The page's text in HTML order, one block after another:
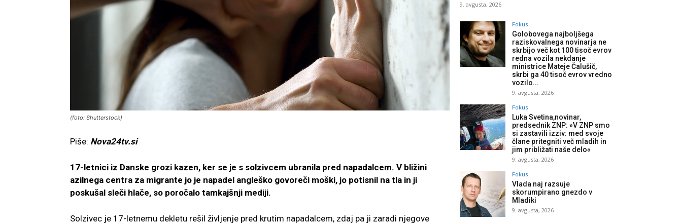
(foto: Shutterstock)
Piše: Nova24tv.si
17-letnici iz Danske grozi kazen, ker se je s solzivcem ubranila pred napadalcem. V bližini
azilnega centra za migrante jo je napadel angleško govoreči moški, jo potisnil na tla in ji
poskušal sleči hlače, so poročalo tamkajšnji mediji.
Solzivec je 17-letnemu dekletu rešil življenje pred krutim napadalcem, zdaj pa ji zaradi njegove
9. avgusta, 2026
Fokus
Golobovega najboljšega
raziskovalnega novinarja ne
skrbijo več kot 100 tisoč evrov
redna vozila nekdanje
ministrice Mateje Čalušič,
skrbi ga 40 tisoč evrov vredno
vozilo...
9. avgusta, 2026
Fokus
Luka Svetina,novinar,
predsednik ZNP: »V ZNP smo
si zastavili izziv: med svoje
člane pritegniti več mladih in
jim približati naše delo«
9. avgusta, 2026
Fokus
Vlada naj razsuje
skorumpirano gnezdo v
Mladiki
9. avgusta, 2026